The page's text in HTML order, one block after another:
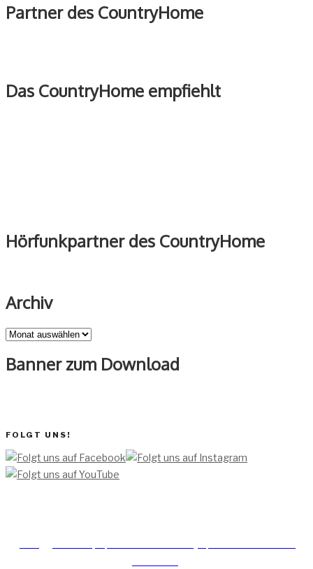
Partner des CountryHome
Das CountryHome empfiehlt
Hörfunkpartner des CountryHome
Archiv
Archiv
Banner zum Download
FOLGT UNS!